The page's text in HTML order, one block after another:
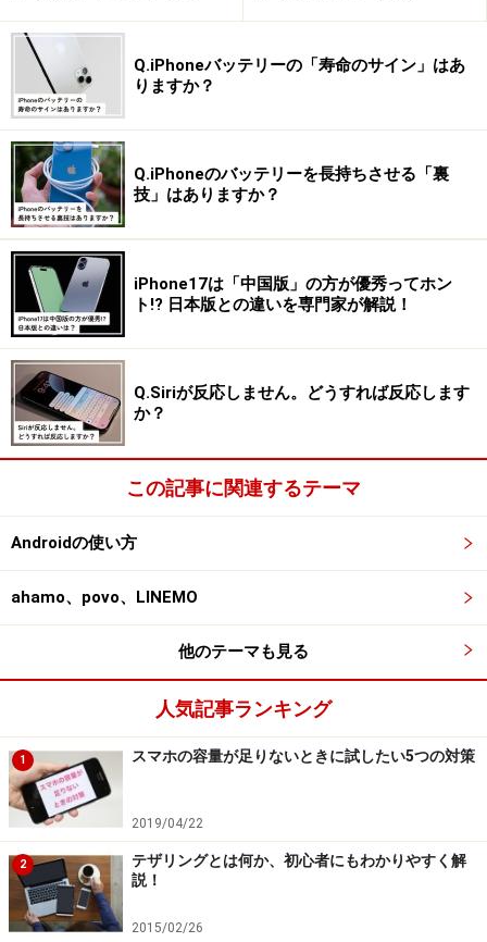
Android内蔵カメラでQRコードを読んだ例
iPhoneでQRコードを最速で読み取る方法
（コントロールパネルの「コードスキャナ
ー」を使う）
iPhoneには、QRコード専用機能として、コントロールセ
ンターに「コードスキャナー」が内蔵されています。コ
ントロールセンターには「アラーム」「カメラ」「ライ
ト」などiPhoneのあらゆる機能にさっとアクセスできる
機能が備わっていて、iPhoneの画面の右上を下にスワイ
プすると表示されます。※iPhone SE（第2世代）、
iPhone 8以前、iPod touchでは、画面の下部から上にス
ワイプでコントロールセンターが表示されます。
コントロールセンターを表示。デフォルト設定では左下にコ
コードスキャナーはQRコードだけでなく、バーコードな
コントロールセンターにコードスキャナーがない場合には、
iPhoneの設定アプリで「コントロールセンター」を開いて追
加できる
なお、コントロールセンターにはカメラのライトをオン
にする機能もありますので、暗い場所で読み取るときに
Q.iPhoneバッテリーの「寿命のサイン」はあ
りますか？
Q.iPhoneのバッテリーを長持ちさせる「裏
技」はありますか？
iPhone17は「中国版」の方が優秀ってホン
ト!? 日本版との違いを専門家が解説！
Q.Siriが反応しません。どうすれば反応します
か？
この記事に関連するテーマ
Androidの使い方
ahamo、povo、LINEMO
他のテーマも見る
人気記事ランキング
1 スマホの容量が足りないときに試したい5つの対策
2019/04/22
2
テザリングとは何か、初心者にもわかりやすく解
説！
2015/02/26